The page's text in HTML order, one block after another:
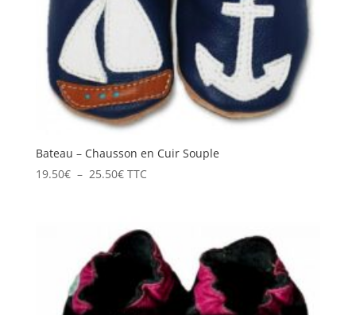
Bateau – Chausson en Cuir Souple
19.50€ – 25.50€Plage
19.50€
25.50€
TTC